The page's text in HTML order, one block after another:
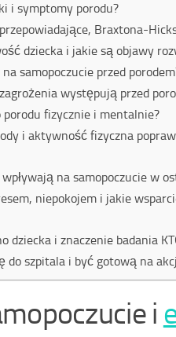
i symptomy porodu?
Braxtona-
dziecka i jakie są objawy
samopoczucie przed
występują przed
porodu fizycznie i mentalnie?
i aktywność fizyczna
wpływają na samopoczucie w
niepokojem i jakie
dziecka i znaczenie badania
do szpitala i być gotową na
i